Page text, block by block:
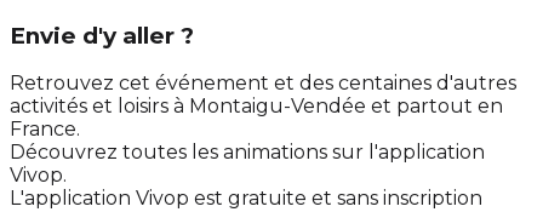
Envie d'y aller ?
Retrouvez cet événement et des centaines d'autres
activités et loisirs à Montaigu-Vendée et partout en
France.
Découvrez toutes les animations sur l'application
Vivop.
L'application Vivop est gratuite et sans inscription